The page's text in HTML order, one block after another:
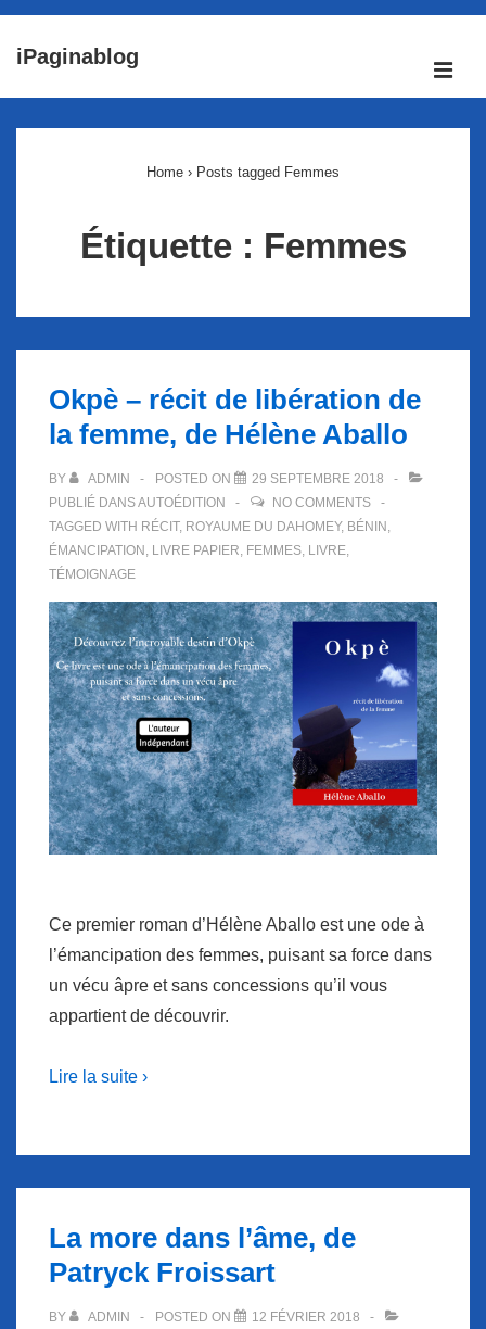
passer
iPaginablog
Home › Posts tagged Femmes
Étiquette : Femmes
Okpè – récit de libération de
la femme, de Hélène Aballo
BY ADMIN POSTED ON
29 SEPTEMBRE 2018
PUBLIÉ DANSAUTOÉDITION
NO COMMENTS
TAGGED WITH RÉCIT, ROYAUME DU DAHOMEY, BÉNIN ,
ÉMANCIPATION , LIVRE PAPIER, FEMMES, LIVRE,
TÉMOIGNAGE
Ce premier roman d’Hélène Aballo est une ode à
l’émancipation des femmes, puisant sa force dans
un vécu âpre et sans concessions qu’il vous
appartient de découvrir.
Lire la suite ›
La more dans l’âme, de
Patryck Froissart
BY ADMIN POSTED ON
12 FÉVRIER 2018